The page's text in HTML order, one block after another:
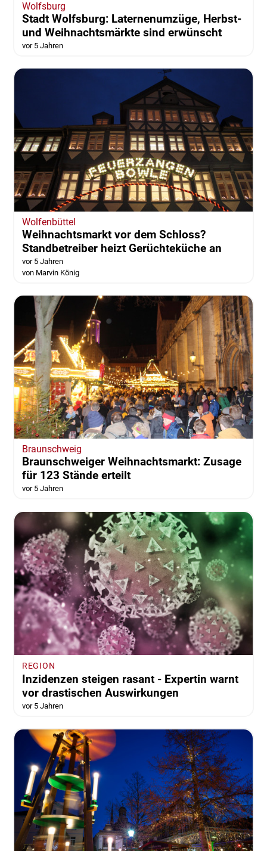
Wolfsburg
Stadt Wolfsburg: Laternenumzüge, Herbst-
und Weihnachtsmärkte sind erwünscht
vor 5 Jahren
Wolfenbüttel
Weihnachtsmarkt vor dem Schloss?
Standbetreiber heizt Gerüchteküche an
vor 5 Jahren
von Marvin König
Braunschweig
Braunschweiger Weihnachtsmarkt: Zusage
für 123 Stände erteilt
vor 5 Jahren
REGION
Inzidenzen steigen rasant - Expertin warnt
vor drastischen Auswirkungen
vor 5 Jahren